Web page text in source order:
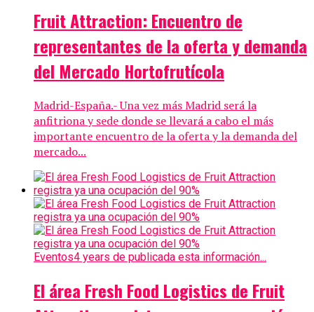
Fruit Attraction: Encuentro de
representantes de la oferta y demanda
del Mercado Hortofrutícola
Madrid-España.- Una vez más Madrid será la
anfitriona y sede donde se llevará a cabo el más
importante encuentro de la oferta y la demanda del
mercado...
Eventos4 years de publicada esta información...
El área Fresh Food Logistics de Fruit